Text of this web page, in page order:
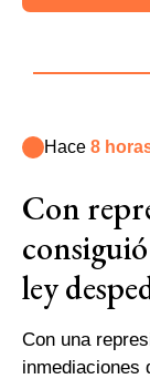
Hace 8
Con
ley
Con una
inmediaciones